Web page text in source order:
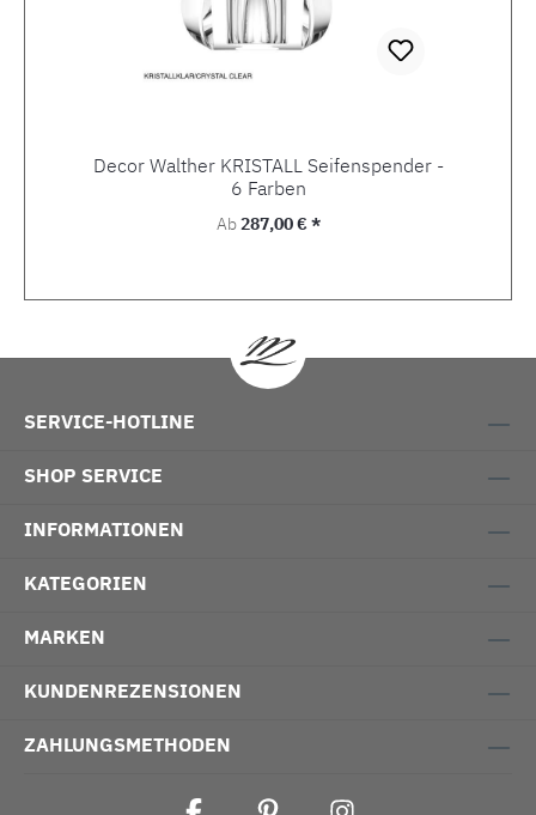
Decor Walther KRISTALL Seifenspender -
6 Farben
Regulärer Preis:
Ab287,00 € *
SERVICE-HOTLINE
SHOP SERVICE
INFORMATIONEN
KATEGORIEN
MARKEN
KUNDENREZENSIONEN
ZAHLUNGSMETHODEN